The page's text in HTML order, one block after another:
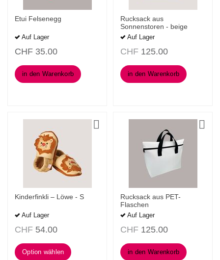
Etui Felsenegg
Auf Lager
CHF 35.00
in den Warenkorb
Rucksack aus
Sonnenstoren - beige
Auf Lager
CHF 125.00
in den Warenkorb
Kinderfinkli – Löwe - S
Auf Lager
CHF 54.00
Option wählen
Rucksack aus PET-
Flaschen
Auf Lager
CHF 125.00
in den Warenkorb